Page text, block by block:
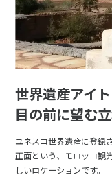
世界遺産アイ
目の前に望む
ユネスコ世界遺産に登録
正面という、モロッコ観
しいロケーションです。